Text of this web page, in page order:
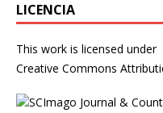
LICENCIA
This work is licensed under
Creative Commons